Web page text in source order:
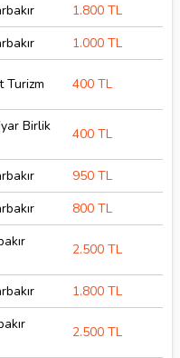
1.800 TL
1.000 TL
Turizm 400 TL
Birlik
400 TL
950 TL
800 TL
2.500 TL
1.800 TL
2.500 TL